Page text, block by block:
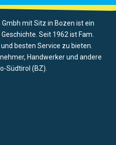
Gmbh mit Sitz in Bozen ist ein
Seit 1962 ist Fam.
besten Service zu bieten.
Handwerker und andere
Südtirol (BZ).